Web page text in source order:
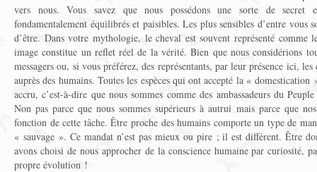
vers nous. Vous savez que nous possédons une sorte de secret
fondamentalement équilibrés et paisibles. Les plus sensibles d’entre vous
d’être. Dans votre mythologie, le cheval est souvent représenté comme
image constitue un reflet réel de la vérité. Bien que nous considérions
messagers ou, si vous préférez, des représentants, par leur présence ici,
auprès des humains. Toutes les espèces qui ont accepté la «
accru, c’est-à-dire que nous sommes comme des ambassadeurs du
Non pas parce que nous sommes supérieurs à autrui mais parce que
fonction de cette tâche. Être proche des humains comporte un type de
« sauvage ». Ce mandat n’est pas mieux ou pire ; il est différent. Être
avons choisi de nous approcher de la conscience humaine par curiosité,
propre évolution !